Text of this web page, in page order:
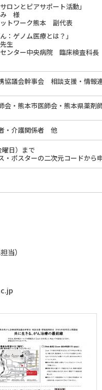
ロンとピアサポート活動」
み 様
トワーク熊本 副代表
：ゲノム医療とは？」
生
ンター中央病院 臨床検査科長
協議会幹事会 相談支援・情報
会・熊本市医師会・熊本県薬剤
・介護関係者 他
日）まで
ポスターの二次元コードから
当）